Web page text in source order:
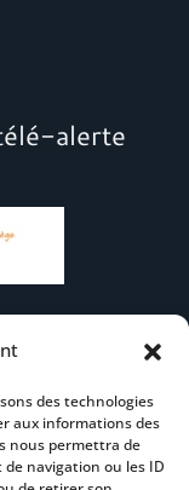
des technologies
aux informations des
nous permettra de
navigation ou les ID
alerte